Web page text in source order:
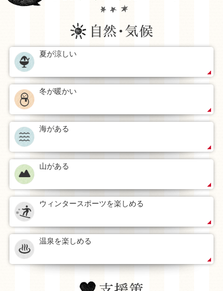
自然豊かな四季折々の色を感じる生活の中で、人財が循環
し新たな交流の場を発見し「だからこそ、川本。」と言わ
れる、あなたに合ったちょうどいい暮らしを私たちの町で
見つけませんか？
夏が涼しい
冬が暖かい
海がある
山がある
ウィンタースポーツを楽しめる
温泉を楽しめる